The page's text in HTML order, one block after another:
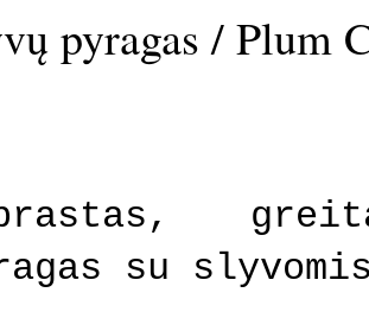
pyragas / Plum
su